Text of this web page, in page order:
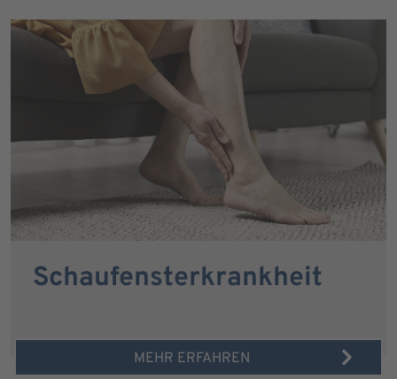
Schaufensterkrankheit
MEHR ERFAHREN